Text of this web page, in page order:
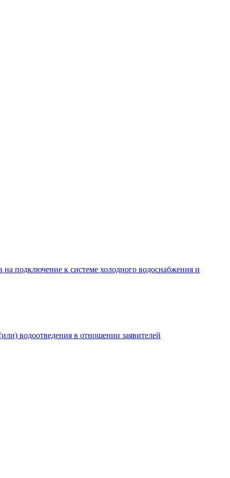
на подключение к системе холодного водоснабжения и
водоотведения в отношении заявителей